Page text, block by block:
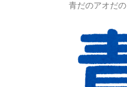
青だのアオだ